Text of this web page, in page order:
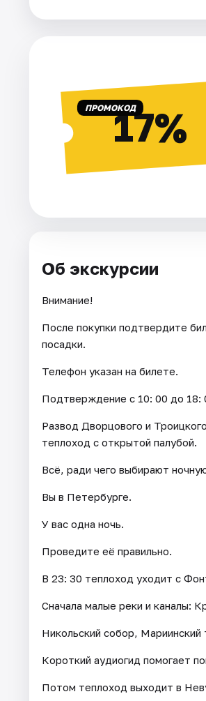
ПРОМОКОД17%
Об экскурсии
Внимание!
После покупки подтвердите
посадки.
Телефон указан на билете.
Подтверждение с 10: 00 до 18:
Развод Дворцового и
теплоход с открытой палубой.
Всё, ради чего выбирают
Вы в Петербурге.
У вас одна ночь.
Проведите её правильно.
В 23: 30 теплоход уходит с
Сначала малые реки и каналы:
Никольский собор,
Короткий аудиогид помогает
Потом теплоход выходит в